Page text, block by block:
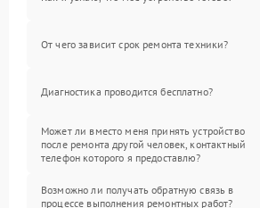
От чего зависит срок ремонта техники?
Диагностика проводится бесплатно?
Может ли вместо меня принять устройство
после ремонта другой человек, контактный
телефон которого я предоставлю?
Возможно ли получать обратную связь в
процессе выполнения ремонтных работ?